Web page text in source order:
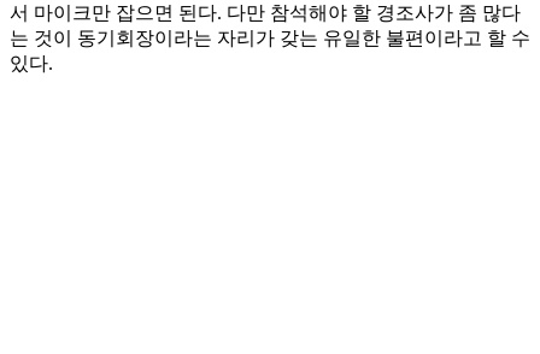
서 마이크만 잡으면 된다. 다만 참석해야 할 경조사가 좀 많다
는 것이 동기회장이라는 자리가 갖는 유일한 불편이라고 할 수
있다.